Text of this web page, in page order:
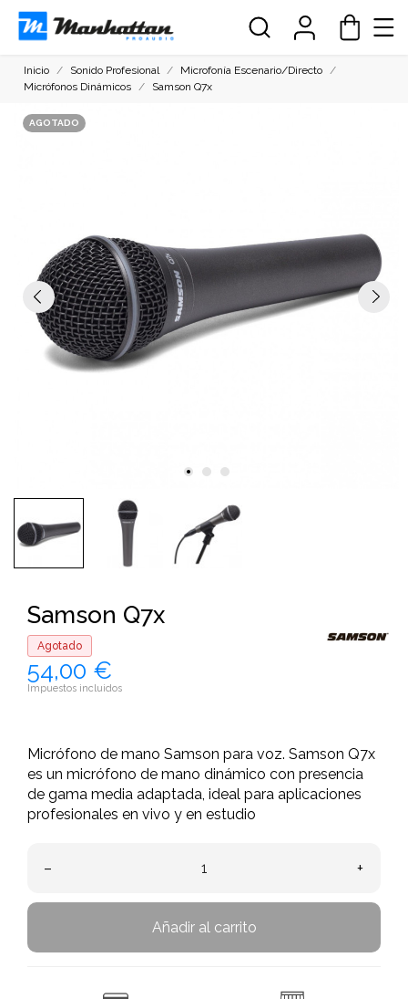
Inicio Sonido Profesional
Microfonía Escenario/Directo
Micrófonos Dinámicos
Samson Q7x
AGOTADO
Samson Q7x
Agotado
54,00 €
Impuestos incluidos
Micrófono de mano Samson para voz. Samson Q7x
es un micrófono de mano dinámico con presencia
de gama media adaptada, ideal para aplicaciones
profesionales en vivo y en estudio
– +
Añadir al carrito